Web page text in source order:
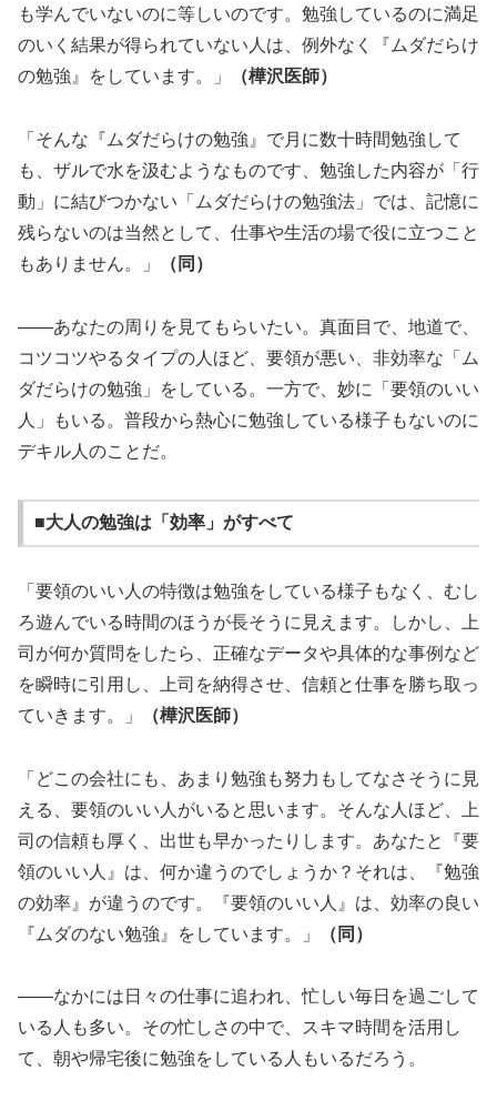
も学んでいないのに等しいのです。勉強しているのに満足
のいく結果が得られていない人は、例外なく『ムダだらけ
の勉強』をしています。」
（樺沢医師）
「そんな『ムダだらけの勉強』で月に数十時間勉強して
も、ザルで水を汲むようなものです、勉強した内容が「行
動」に結びつかない「ムダだらけの勉強法」では、記憶に
残らないのは当然として、仕事や生活の場で役に立つこと
もありません。」
（同）
――あなたの周りを見てもらいたい。真面目で、地道で、
コツコツやるタイプの人ほど、要領が悪い、非効率な「ム
ダだらけの勉強」をしている。一方で、妙に「要領のいい
人」もいる。普段から熱心に勉強している様子もないのに
デキル人のことだ。
■大人の勉強は「効率」がすべて
「要領のいい人の特徴は勉強をしている様子もなく、むし
ろ遊んでいる時間のほうが長そうに見えます。しかし、上
司が何か質問をしたら、正確なデータや具体的な事例など
を瞬時に引用し、上司を納得させ、信頼と仕事を勝ち取っ
ていきます。」
（樺沢医師）
「どこの会社にも、あまり勉強も努力もしてなさそうに見
える、要領のいい人がいると思います。そんな人ほど、上
司の信頼も厚く、出世も早かったりします。あなたと『要
領のいい人』は、何か違うのでしょうか？それは、『勉強
の効率』が違うのです。『要領のいい人』は、効率の良い
『ムダのない勉強』をしています。」
（同）
――なかには日々の仕事に追われ、忙しい毎日を過ごして
いる人も多い。その忙しさの中で、スキマ時間を活用し
て、朝や帰宅後に勉強をしている人もいるだろう。